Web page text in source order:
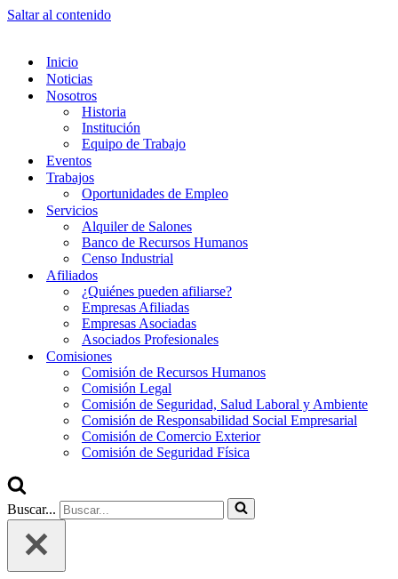
Saltar al contenido
Inicio
Noticias
Nosotros
Historia
Institución
Equipo de Trabajo
Eventos
Trabajos
Oportunidades de Empleo
Servicios
Alquiler de Salones
Banco de Recursos Humanos
Censo Industrial
Afiliados
¿Quiénes pueden afiliarse?
Empresas Afiliadas
Empresas Asociadas
Asociados Profesionales
Comisiones
Comisión de Recursos Humanos
Comisión Legal
Comisión de Seguridad, Salud Laboral y Ambiente
Comisión de Responsabilidad Social Empresarial
Comisión de Comercio Exterior
Comisión de Seguridad Física
Buscar...